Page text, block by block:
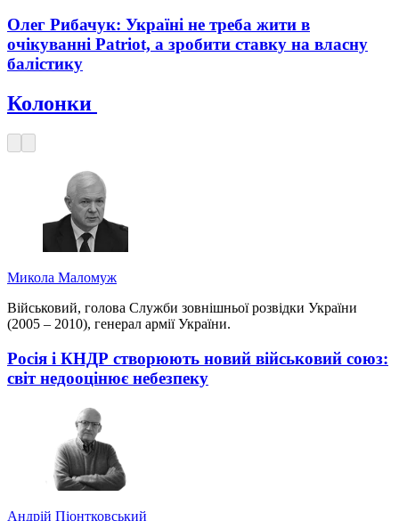
Олег Рибачук: Україні не треба жити в
очікуванні Patriot, а зробити ставку на власну
балістику
Колонки
Микола Маломуж
Військовий, голова Служби зовнішньої розвідки України
(2005 – 2010), генерал армії України.
Росія і КНДР створюють новий військовий союз:
світ недооцінює небезпеку
Андрій Піонтковський